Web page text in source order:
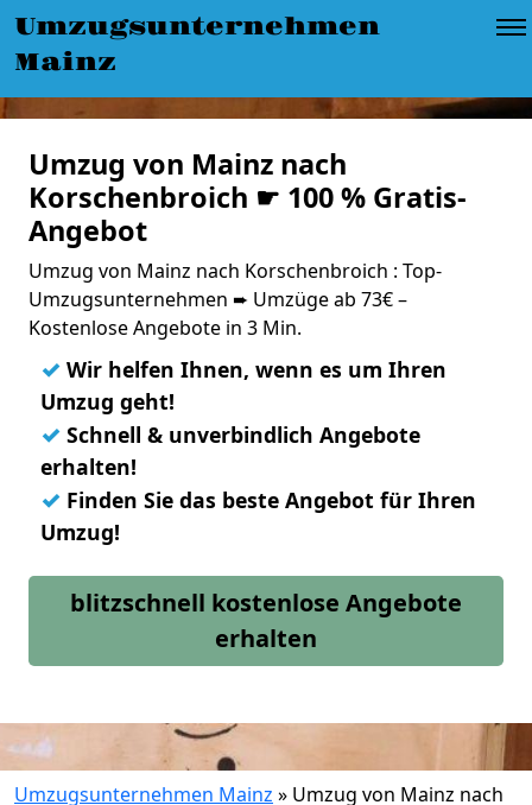
Umzugsunternehmen
Mainz
Umzug von Mainz nach
Korschenbroich ☛ 100 % Gratis-
Angebot
Umzug von Mainz nach Korschenbroich : Top-
Umzugsunternehmen ➨ Umzüge ab 73€ –
Kostenlose Angebote in 3 Min.
✓ Wir helfen Ihnen, wenn es um Ihren
Umzug geht!
✓ Schnell & unverbindlich Angebote
erhalten!
✓ Finden Sie das beste Angebot für Ihren
Umzug!
blitzschnell kostenlose Angebote
erhalten
Umzugsunternehmen Mainz » Umzug von Mainz nach